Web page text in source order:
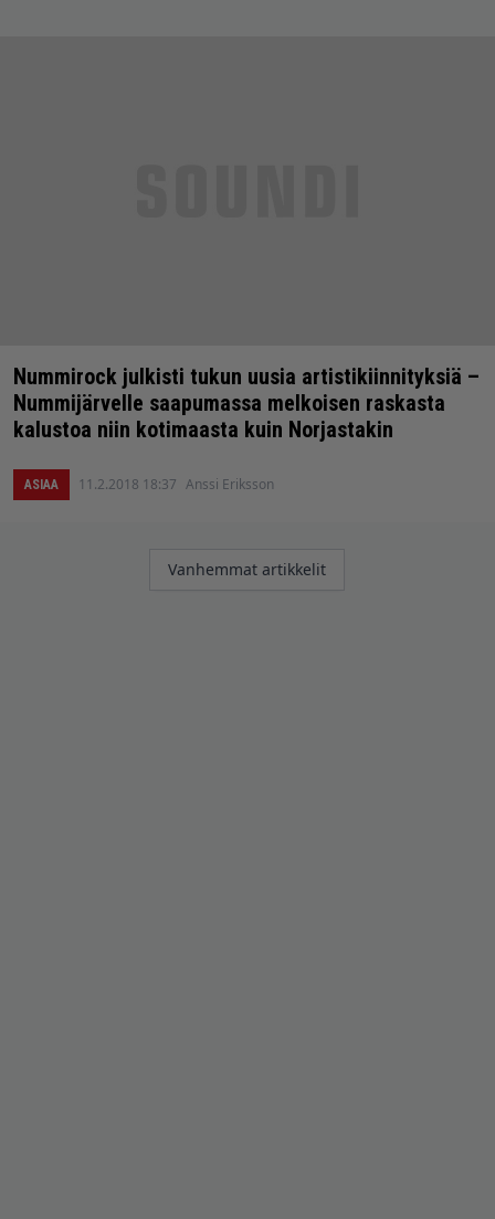
Nummirock julkisti tukun uusia artistikiinnityksiä –
Nummijärvelle saapumassa melkoisen raskasta
kalustoa niin kotimaasta kuin Norjastakin
ASIAA 11.2.2018 18:37 Anssi Eriksson
Artikkelien
Vanhemmat artikkelit